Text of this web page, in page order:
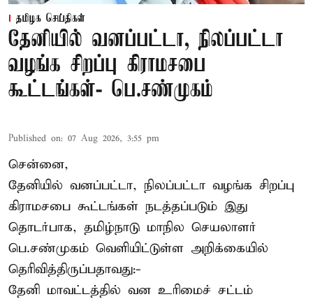
தமிழக செய்திகள்
தேனியில் வனப்பட்டா, நிலப்பட்டா
வழங்க சிறப்பு கிராமசபை
கூட்டங்கள்- பெ.சண்முகம்
Published on: 07 Aug 2026, 3:55 pm
சென்னை,
தேனியில் வனப்பட்டா, நிலப்பட்டா வழங்க சிறப்பு
கிராமசபை கூட்டங்கள் நடத்தப்படும் இது
தொடர்பாக, தமிழ்நாடு மாநில செயலாளர்
பெ.சண்முகம் வெளியிட்டுள்ள அறிக்கையில்
தெரிவித்திருப்பதாவது:-
தேனி மாவட்டத்தில் வன உரிமைச் சட்டம்